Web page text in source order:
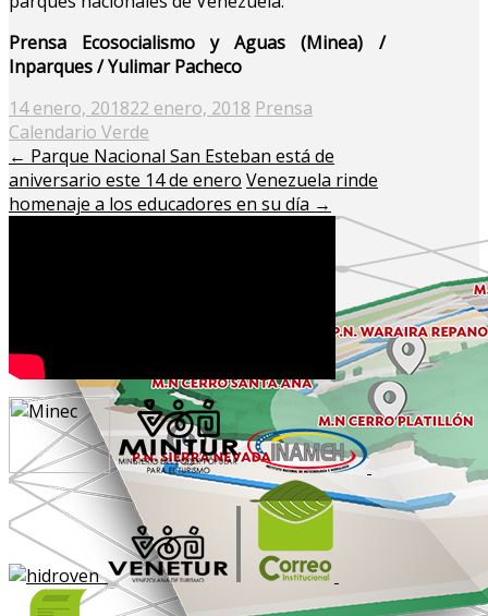
Prensa Ecosocialismo y Aguas (Minea) /
Inparques / Yulimar Pacheco
Posted
on
14 enero, 201822 enero, 2018 Prensa
Calendario Verde
← Parque Nacional San Esteban está de
aniversario este 14 de enero Venezuela rinde
homenaje a los educadores en su día →